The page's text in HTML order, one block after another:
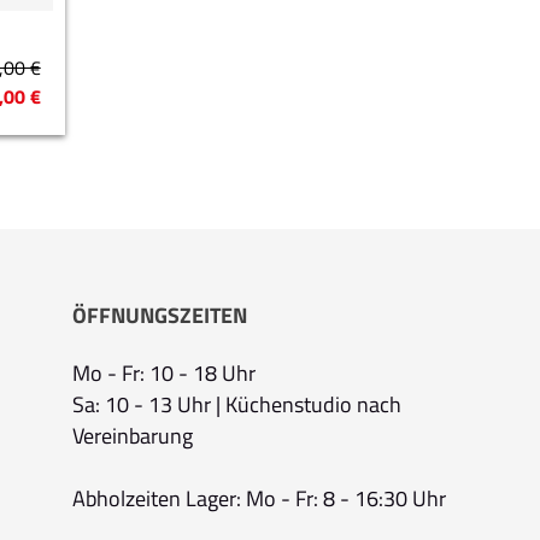
€
€
ÖFFNUNGSZEITEN
Mo - Fr: 10 - 18 Uhr
Sa: 10 - 13 Uhr | Küchenstudio nach
Vereinbarung
Abholzeiten Lager: Mo - Fr: 8 - 16:30 Uhr